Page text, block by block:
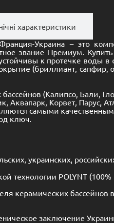
характеристики
Франция-Украина – это
звание Премиум.
к протечке воды
(бриллиант,
(Калипсо Бали
Аквапарк Корвет, Парус
самыми
ключ.
украинских,
технологии POLYNT (100%
керамических бассейнов
заключение